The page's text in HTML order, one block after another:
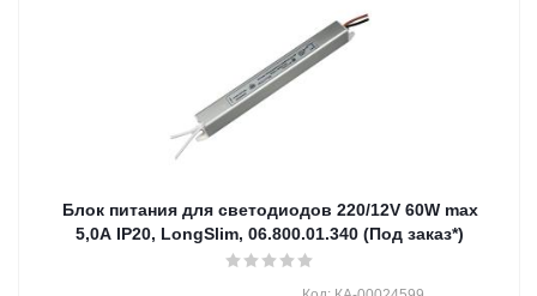
Блок питания для светодиодов 220/12V 60W max
5,0А IP20, LongSlim, 06.800.01.340 (Под заказ*)